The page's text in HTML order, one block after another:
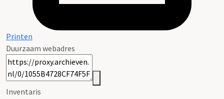
Printen
Duurzaam webadres
Inventaris